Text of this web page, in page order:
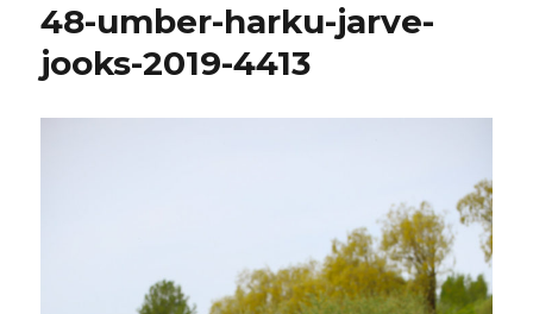
48-umber-harku-jarve-
jooks-2019-4413